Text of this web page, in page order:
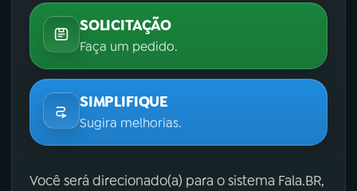
SOLICITAÇÃO
Faça um pedido.
SIMPLIFIQUE
Sugira melhorias.
Você será direcionado(a) para o sistema Fala.BR,